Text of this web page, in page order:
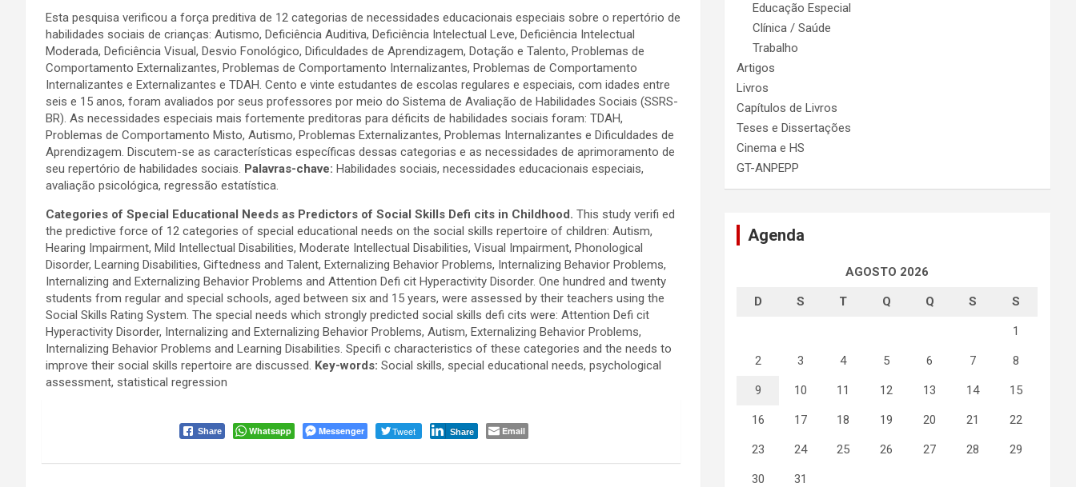
Esta pesquisa verificou a força preditiva de 12 categorias de necessidades educacionais especiais sobre o repertório de
habilidades sociais de crianças: Autismo, Deficiência Auditiva, Deficiência Intelectual Leve, Deficiência Intelectual
Moderada, Deficiência Visual, Desvio Fonológico, Dificuldades de Aprendizagem, Dotação e Talento, Problemas de
Comportamento Externalizantes, Problemas de Comportamento Internalizantes, Problemas de Comportamento
Internalizantes e Externalizantes e TDAH. Cento e vinte estudantes de escolas regulares e especiais, com idades entre
seis e 15 anos, foram avaliados por seus professores por meio do Sistema de Avaliação de Habilidades Sociais (SSRS-
BR). As necessidades especiais mais fortemente preditoras para déficits de habilidades sociais foram: TDAH,
Problemas de Comportamento Misto, Autismo, Problemas Externalizantes, Problemas Internalizantes e Dificuldades de
Aprendizagem. Discutem-se as características específicas dessas categorias e as necessidades de aprimoramento de
seu repertório de habilidades sociais. Palavras-chave: Habilidades sociais, necessidades educacionais especiais,
avaliação psicológica, regressão estatística.
Categories of Special Educational Needs as Predictors of Social Skills Defi cits in Childhood. This study verifi ed
the predictive force of 12 categories of special educational needs on the social skills repertoire of children: Autism,
Hearing Impairment, Mild Intellectual Disabilities, Moderate Intellectual Disabilities, Visual Impairment, Phonological
Disorder, Learning Disabilities, Giftedness and Talent, Externalizing Behavior Problems, Internalizing Behavior Problems,
Internalizing and Externalizing Behavior Problems and Attention Defi cit Hyperactivity Disorder. One hundred and twenty
students from regular and special schools, aged between six and 15 years, were assessed by their teachers using the
Social Skills Rating System. The special needs which strongly predicted social skills defi cits were: Attention Defi cit
Hyperactivity Disorder, Internalizing and Externalizing Behavior Problems, Autism, Externalizing Behavior Problems,
Internalizing Behavior Problems and Learning Disabilities. Specifi c characteristics of these categories and the needs to
improve their social skills repertoire are discussed. Key-words: Social skills, special educational needs, psychological
assessment, statistical regression
Share Whatsapp Messenger Tweet Share Email
Educação Especial
Clínica / Saúde
Trabalho
Artigos
Livros
Capítulos de Livros
Teses e Dissertações
Cinema e HS
GT-ANPEPP
Agenda
AGOSTO 2026
D S T Q Q S S
1
2 3 4 5 6 7 8
9 10 11 12 13 14 15
16 17 18 19 20 21 22
23 24 25 26 27 28 29
30 31